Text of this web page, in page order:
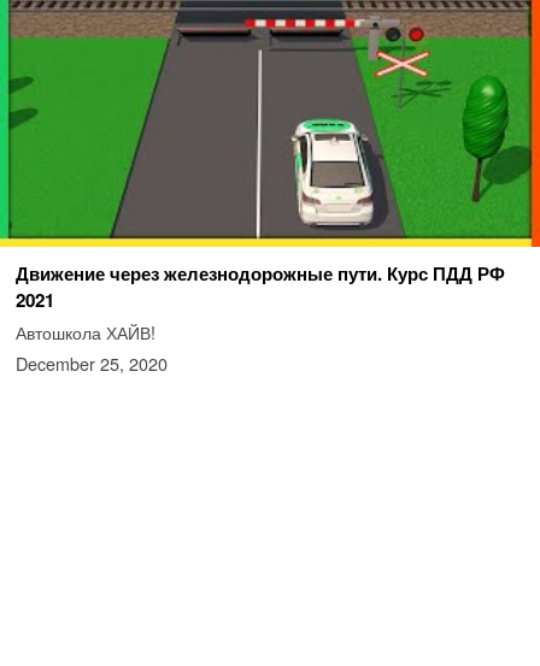
Движение через железнодорожные пути. Курс ПДД РФ
2021
Автошкола ХАЙВ!
December 25, 2020